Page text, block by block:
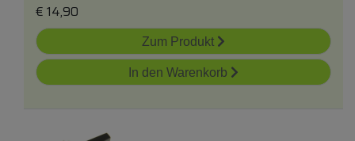
€ 14,90
Zum Produkt
In den Warenkorb